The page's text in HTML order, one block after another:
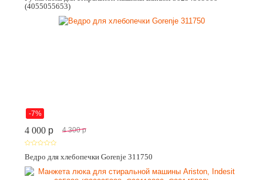
(4055055653)
-7%
4 000 p 4 300 p
Ведро для хлебопечки Gorenje 311750